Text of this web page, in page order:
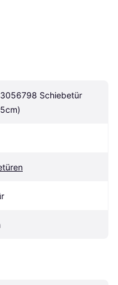
Schiebetür